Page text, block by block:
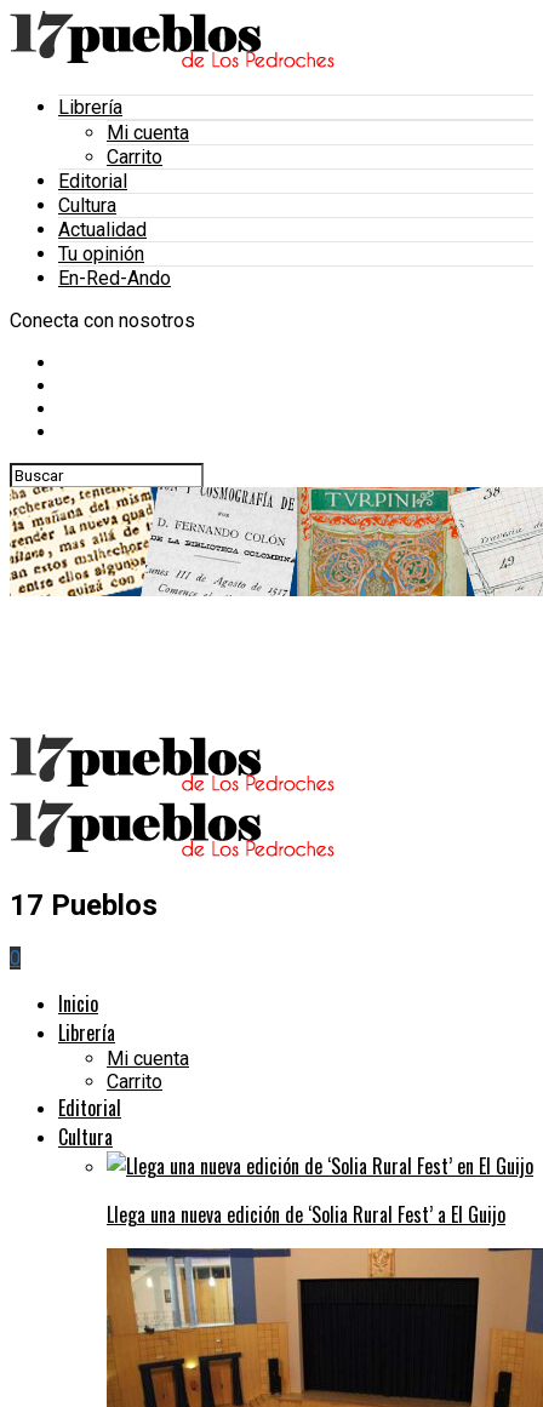
Librería
Mi cuenta
Carrito
Editorial
Cultura
Actualidad
Tu opinión
En-Red-Ando
Conecta con nosotros
17 Pueblos
0
Inicio
Librería
Mi cuenta
Carrito
Editorial
Cultura
Llega una nueva edición de ‘Solia Rural Fest’ a El Guijo